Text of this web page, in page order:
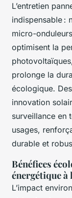
L’entretien
indispensable :
micro-
optimisent la
prolonge la
écologique.
innovation
surveillance en
usages,
durable et
Bénéfices
énergétique à
L’impact